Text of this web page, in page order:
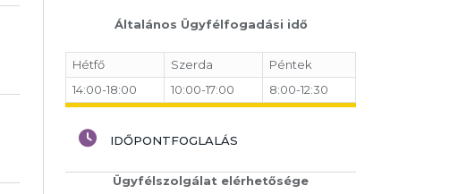
Általános Ügyfélfogadási idő
Hétfő Szerda
Péntek
14:00-18:00
10:00-17:00 8:00-12:30
IDŐPONTFOGLALÁS
Ügyfélszolgálat elérhetősége